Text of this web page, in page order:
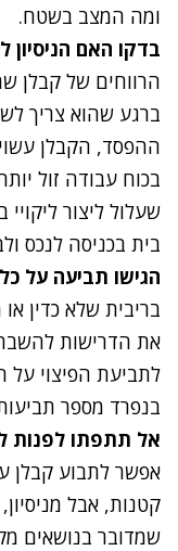
ומה המצב בשטח.
בדקו האם הניסיון
הרווחים של קבלן
ברגע שהוא צריך
ההפסד, הקבלן
בכוח עבודה זול
שעלול ליצור
בית בכניסה לנכס
הגישו תביעה על
בריבית שלא כדין
את הדרישות להשבת
לתביעת הפיצוי על
בנפרד מספר
אל תתפתו לפנות
אפשר לתבוע קבלן
קטנות, אבל
שמדובר בנושאים